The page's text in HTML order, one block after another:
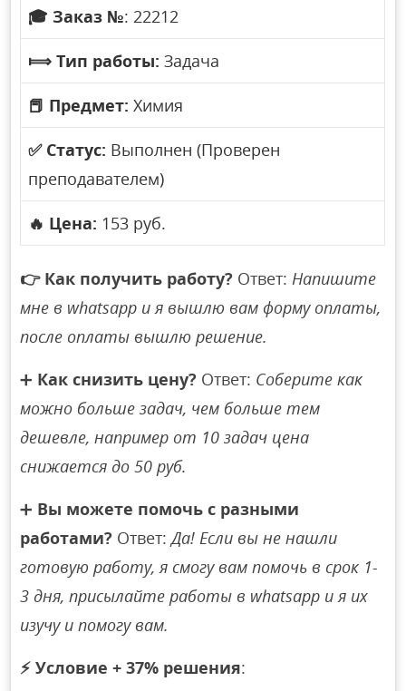
🎓 Заказ №: 22212
⟾ Тип работы: Задача
📕 Предмет: Химия
✅ Статус: Выполнен (Проверен
преподавателем)
🔥 Цена: 153 руб.
👉 Как получить работу? Ответ:Напишите
мне в whatsapp и я вышлю вам форму оплаты,
после оплаты вышлю решение.
➕ Как снизить цену? Ответ: Соберите как
можно больше задач, чем больше тем
дешевле, например от 10 задач цена
снижается до 50 руб.
➕ Вы можете помочь с разными
работами? Ответ:Да! Если вы не нашли
готовую работу, я смогу вам помочь в срок 1-
3 дня, присылайте работы в whatsapp и я их
изучу и помогу вам.
⚡ Условие + 37% решения: